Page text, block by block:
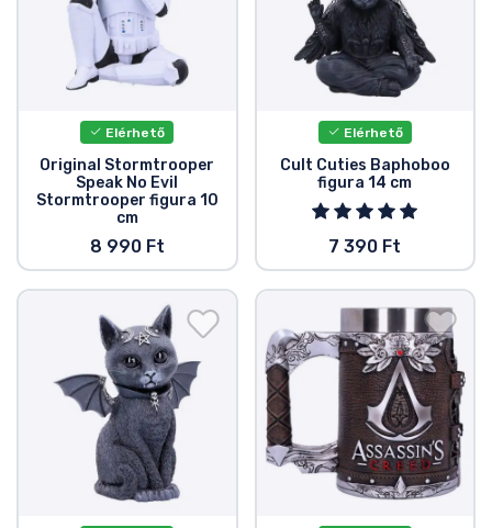
Elérhető
Original Stormtrooper
Speak No Evil
Stormtrooper figura 10
cm
8 990 Ft
Elérhető
Cult Cuties Baphoboo
figura 14 cm
7 390 Ft